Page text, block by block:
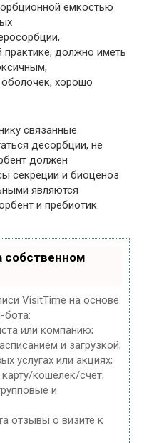
емкостью
практике, должно иметь
хорошо
связанные
десорбции, не
должен
секреции и биоценоз
являются
и пребиотик.
собственном
VisitTime на основе
бота:
или компанию;
и загрузкой;
услугах или акциях;
кошелек/счет;
и
отзывы о визите к